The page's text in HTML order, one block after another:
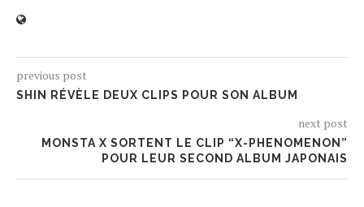
previous post
SHIN RÉVÈLE DEUX CLIPS POUR SON ALBUM
next post
MONSTA X SORTENT LE CLIP “X-PHENOMENON”
POUR LEUR SECOND ALBUM JAPONAIS